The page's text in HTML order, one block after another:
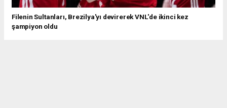
Filenin Sultanları, Brezilya'yı devirerek VNL'de ikinci kez
şampiyon oldu